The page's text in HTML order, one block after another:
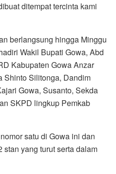
ditempat tercinta kami
berlangsung hingga Minggu
Wakil Bupati Gowa, Abd
Kabupaten Gowa Anzar
Shinto Silitonga, Dandim
Gowa, Susanto, Sekda
SKPD lingkup Pemkab
satu di Gowa ini dan
yang turut serta dalam